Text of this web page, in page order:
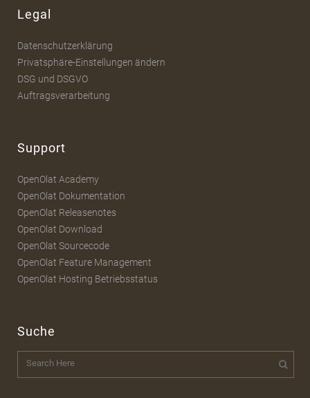
Legal
Datenschutzerklärung
Privatsphäre-Einstellungen ändern
DSG und DSGVO
Auftragsverarbeitung
Support
OpenOlat Academy
OpenOlat Dokumentation
OpenOlat Releasenotes
OpenOlat Download
OpenOlat Sourcecode
OpenOlat Feature Management
OpenOlat Hosting Betriebsstatus
Suche